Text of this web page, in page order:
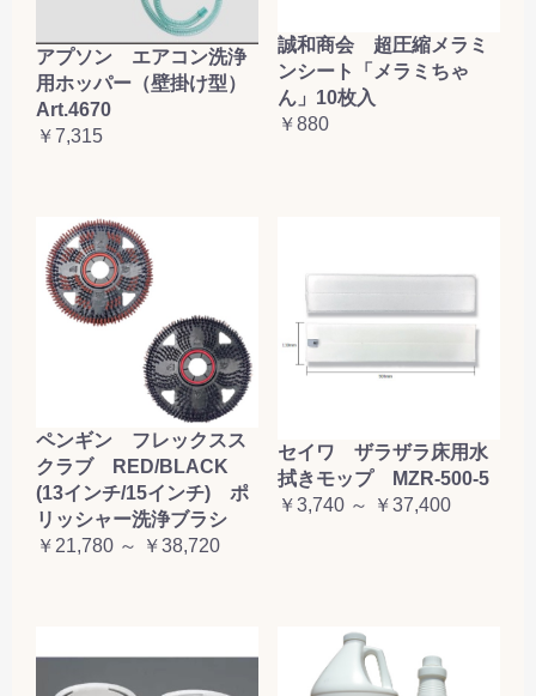
アプソン エアコン洗浄
用ホッパー（壁掛け型）
Art.4670
￥7,315
誠和商会 超圧縮メラミ
ンシート「メラミちゃ
ん」10枚入
￥880
ペンギン フレックスス
クラブ RED/BLACK
(13インチ/15インチ) ポ
リッシャー洗浄ブラシ
￥21,780 ～ ￥38,720
セイワ ザラザラ床用水
拭きモップ MZR-500-5
￥3,740 ～ ￥37,400